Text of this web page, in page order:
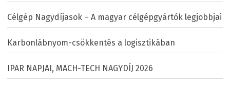
Célgép Nagydíjasok – A magyar célgépgyártók legjobbjai
Karbonlábnyom-csökkentés a logisztikában
IPAR NAPJAI, MACH-TECH NAGYDÍJ 2026